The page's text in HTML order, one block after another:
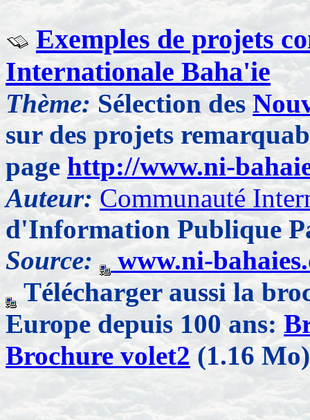
Exemples de projets
Internationale Baha'ie
Thème: Sélection des
sur des projets
page http://www.ni-
Auteur: Communauté
d'Information Publique
Source:
www.ni-
Télécharger aussi la
Europe depuis 100 ans:
Brochure volet2 (1.16 Mo)